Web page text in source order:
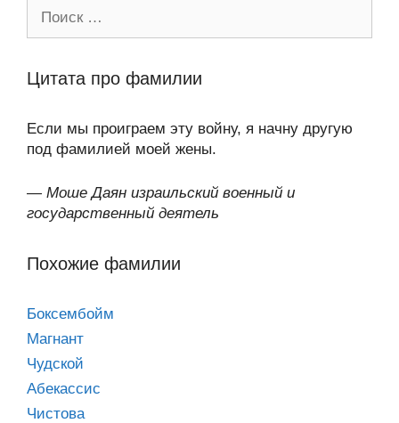
Цитата про фамилии
Если мы проиграем эту войну, я начну другую
под фамилией моей жены.
— Моше Даян израильский военный и
государственный деятель
Похожие фамилии
Боксембойм
Магнант
Чудской
Абекассис
Чистова